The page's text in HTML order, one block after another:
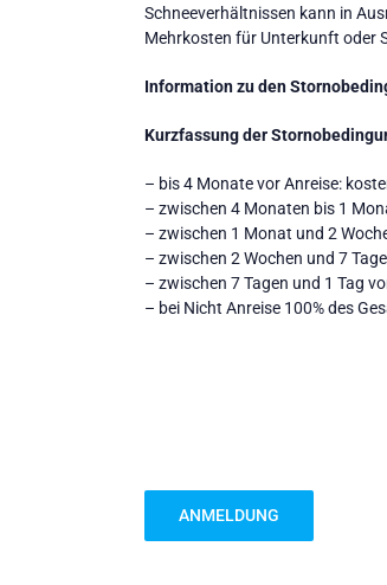
Schneeverhältnissen kann in
Mehrkosten für Unterkunft oder
Information zu den
Kurzfassung der
– bis 4 Monate vor Anreise:
– zwischen 4 Monaten bis 1
– zwischen 1 Monat und 2
– zwischen 2 Wochen und 7
– zwischen 7 Tagen und 1 Tag
– bei Nicht Anreise 100% des
ANMELDUNG